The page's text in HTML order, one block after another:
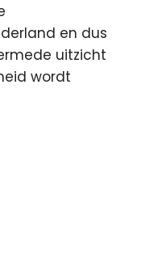
en dus
uitzicht
wordt